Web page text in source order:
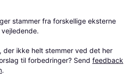
stammer fra forskellige eksterne
der ikke helt stemmer ved det her
til forbedringer? Send feedback
.